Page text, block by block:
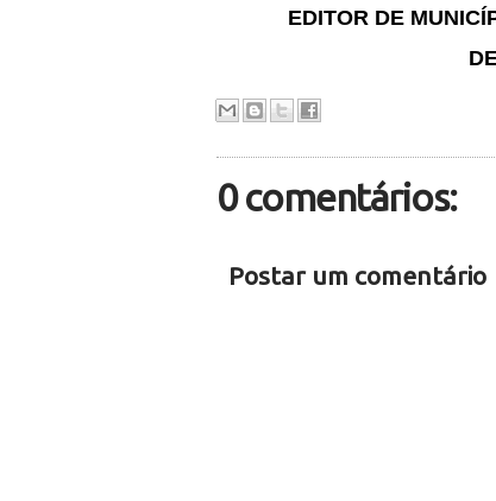
EDITOR DE
0 comentários:
Postar um comentário